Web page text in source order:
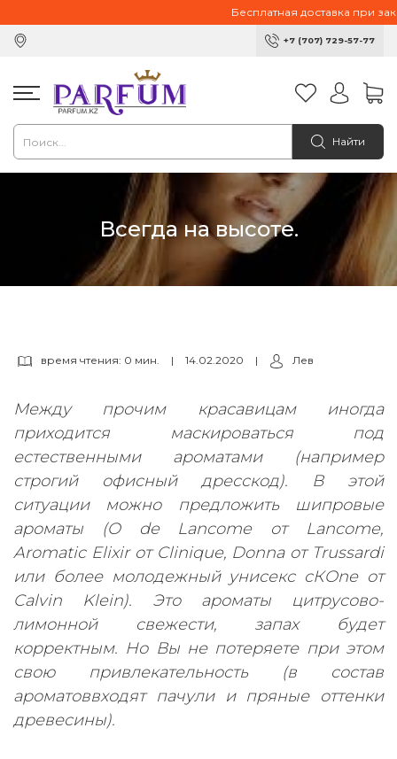
Бесплатная доставка при
+7 (707) 729-57-77
Найти
Всегда на высоте.
время чтения: 0 мин. | 14.02.2020 | Лев
Между прочим красавицам иногда
приходится маскироваться под
естественными ароматами (например
строгий офисный дресскод). В этой
ситуации можно предложить шипровые
ароматы (O de Lancome от Lancome,
Aromatic Elixir от Clinique, Donna от Trussardi
или более молодежный унисекс сКOne от
Calvin Klein). Это ароматы цитрусово-
лимонной свежести, запах будет
корректным. Но Вы не потеряете при этом
свою привлекательность (в состав
ароматоввходят пачули и пряные оттенки
древесины).